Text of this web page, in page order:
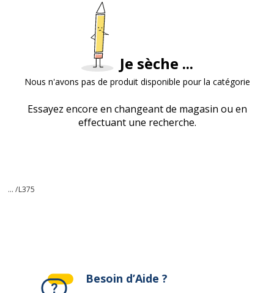
Je sèche ...
Nous n'avons pas de produit disponible pour la catégorie
Essayez encore en changeant de magasin ou en
effectuant une recherche.
... /L375
Besoin d’Aide ?